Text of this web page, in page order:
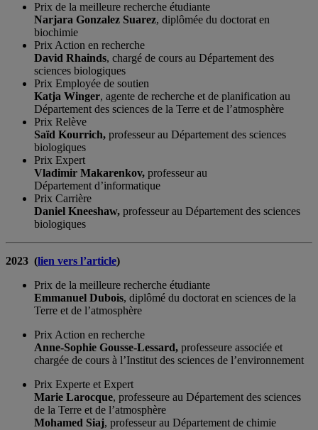
Prix de la meilleure recherche étudiante
Narjara Gonzalez Suarez, diplômée du doctorat en
biochimie
Prix Action en recherche
David Rhainds, chargé de cours au Département des
sciences biologiques
Prix Employée de soutien
Katja Winger, agente de recherche et de planification au
Département des sciences de la Terre et de l’atmosphère
Prix Relève
Saïd Kourrich, professeur au Département des sciences
biologiques
Prix Expert
Vladimir Makarenkov, professeur au
Département d’informatique
Prix Carrière
Daniel Kneeshaw, professeur au Département des sciences
biologiques
2023 (lien vers l’article)
Prix de la meilleure recherche étudiante
Emmanuel Dubois, diplômé du doctorat en sciences de la
Terre et de l’atmosphère
Prix Action en recherche
Anne-Sophie Gousse-Lessard, professeure associée et
chargée de cours à l’Institut des sciences de l’environnement
Prix Experte et Expert
Marie Larocque, professeure au Département des sciences
de la Terre et de l’atmosphère
Mohamed Siaj, professeur au Département de chimie